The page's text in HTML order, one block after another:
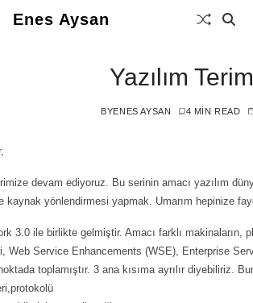
Enes Aysan
Yazılım
BYENES AYSAN 4 MIN READ
devam ediyoruz. Bu serinin amacı yazılım
kaynak yönlendirmesi yapmak. Umarım hepinize
3.0 ile birlikte gelmiştir. Amacı farklı makinaların,
Web Service Enhancements (WSE), Enterprise
toplamıştır. 3 ana kısıma ayrılır diyebiliriz.